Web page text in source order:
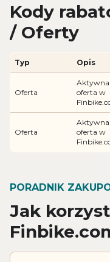
Kody
/ Oferty
Typ Opis
Oferta
Aktywna
oferta w
Oferta
Aktywna
oferta w
PORADNIK
Jak